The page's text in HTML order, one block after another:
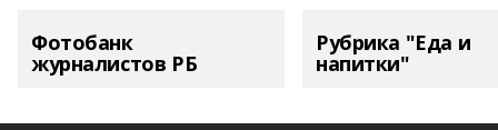
Фотобанк
журналистов РБ
Рубрика "Еда и
напитки"